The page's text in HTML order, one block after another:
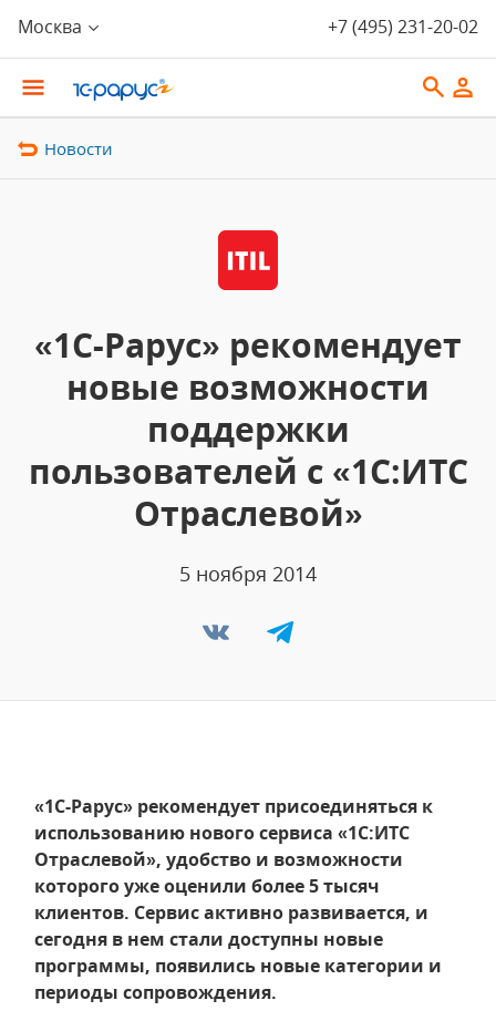
Москва +7 (495) 231-20-02
Новости
«1С-Рарус» рекомендует
новые возможности
поддержки
пользователей с «1С:ИТС
Отраслевой»
5 ноября 2014
«1С-Рарус» рекомендует присоединяться к
использованию нового сервиса «1С:ИТС
Отраслевой», удобство и возможности
которого уже оценили более 5 тысяч
клиентов. Сервис активно развивается, и
сегодня в нем стали доступны новые
программы, появились новые категории и
периоды сопровождения.